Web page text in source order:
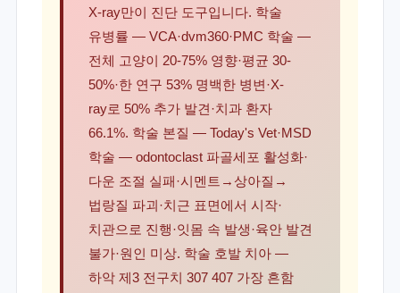
X-ray만이 진단 도구입니다. 학술
유병률 — VCA·dvm360·PMC 학술 —
전체 고양이 20-75% 영향·평균 30-
50%·한 연구 53% 명백한 병변·X-
ray로 50% 추가 발견·치과 환자
66.1%. 학술 본질 — Today's Vet·MSD
학술 — odontoclast 파골세포 활성화·
다운 조절 실패·시멘트→상아질→
법랑질 파괴·치근 표면에서 시작·
치관으로 진행·잇몸 속 발생·육안 발견
불가·원인 미상. 학술 호발 치아 —
하악 제3 전구치 307 407 가장 흔함